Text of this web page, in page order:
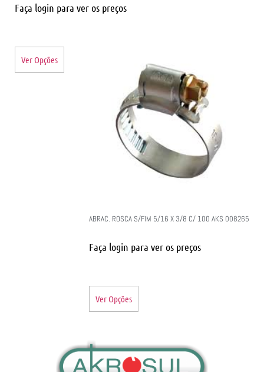
Faça login para ver os preços
Ver Opções
ABRAC. ROSCA S/FIM 5/16 X 3/8 C/ 100 AKS 008265
Faça login para ver os preços
Ver Opções